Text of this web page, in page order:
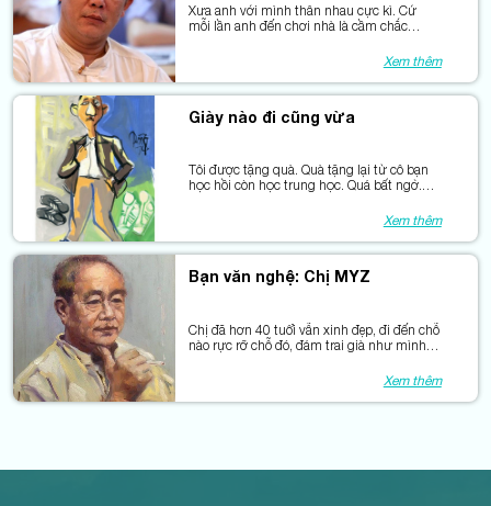
Xưa anh với mình thân nhau cực kì. Cứ
mỗi lần anh đến chơi nhà là cầm chắc
Xem thêm
Giày nào đi cũng vừa
Tôi được tặng quà. Quà tặng lại từ cô bạn
học hồi còn học trung học. Quá bất ngờ.
của cha mẹ tặng, tôi luôn là kẻ phải tặng
Xem thêm
Bạn văn nghệ: Chị MYZ
Chị đã hơn 40 tuổi vẫn xinh đẹp, đi đến chỗ
nào rực rỡ chỗ đó, đám trai già như mình,
Xem thêm